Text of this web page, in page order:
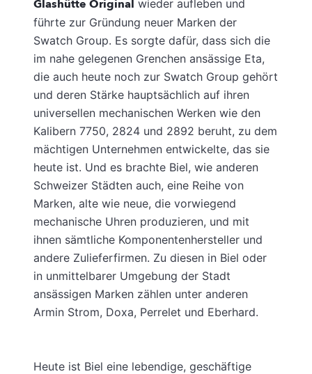
Glashütte Original wieder aufleben und
führte zur Gründung neuer Marken der
Swatch Group. Es sorgte dafür, dass sich die
im nahe gelegenen Grenchen ansässige Eta,
die auch heute noch zur Swatch Group gehört
und deren Stärke hauptsächlich auf ihren
universellen mechanischen Werken wie den
Kalibern 7750, 2824 und 2892 beruht, zu dem
mächtigen Unternehmen entwickelte, das sie
heute ist. Und es brachte Biel, wie anderen
Schweizer Städten auch, eine Reihe von
Marken, alte wie neue, die vorwiegend
mechanische Uhren produzieren, und mit
ihnen sämtliche Komponentenhersteller und
andere Zulieferfirmen. Zu diesen in Biel oder
in unmittelbarer Umgebung der Stadt
ansässigen Marken zählen unter anderen
Armin Strom, Doxa, Perrelet und Eberhard.
Heute ist Biel eine lebendige, geschäftige